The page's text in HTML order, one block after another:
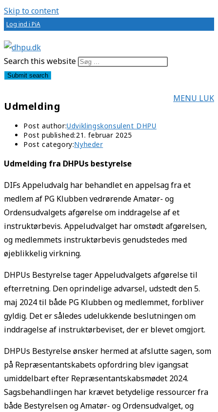
Skip to content
Log ind i PiA
Search this website
Submit search
MENU LUK
Udmelding
Post author:Udviklingskonsulent DHPU
Post published:21. februar 2025
Post category:Nyheder
Udmelding fra DHPUs bestyrelse
DIFs Appeludvalg har behandlet en appelsag fra et
medlem af PG Klubben vedrørende Amatør- og
Ordensudvalgets afgørelse om inddragelse af et
instruktørbevis. Appeludvalget har omstødt afgørelsen,
og medlemmets instruktørbevis genudstedes med
øjeblikkelig virkning.
DHPUs Bestyrelse tager Appeludvalgets afgørelse til
efterretning. Den oprindelige advarsel, udstedt den 5.
maj 2024 til både PG Klubben og medlemmet, forbliver
gyldig. Det er således udelukkende beslutningen om
inddragelse af instruktørbeviset, der er blevet omgjort.
DHPUs Bestyrelse ønsker hermed at afslutte sagen, som
på Repræsentantskabets opfordring blev igangsat
umiddelbart efter Repræsentantskabsmødet 2024.
Sagsbehandlingen har krævet betydelige ressourcer fra
både Bestyrelsen og Amatør- og Ordensudvalget, og